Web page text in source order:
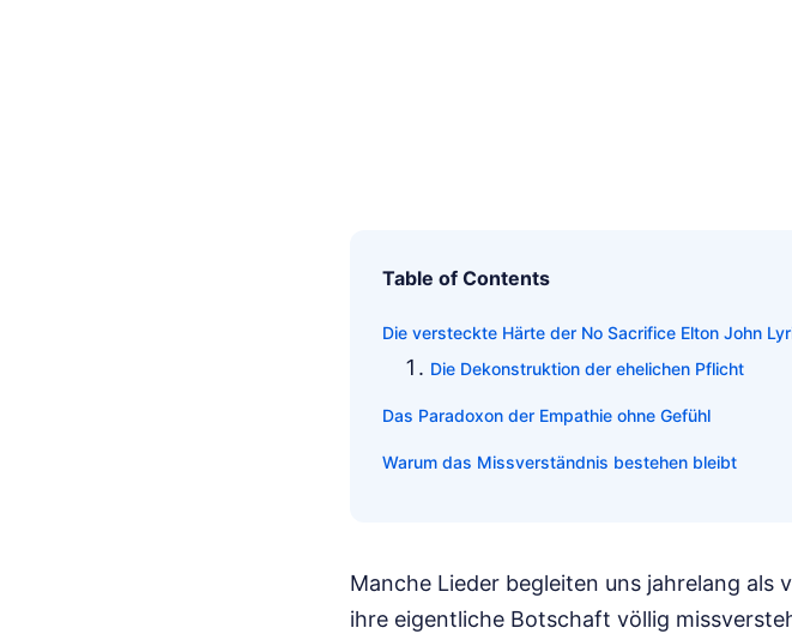
Table of Contents
Die versteckte Härte der No Sacrifice Elton John
Die Dekonstruktion der ehelichen Pflicht
Das Paradoxon der Empathie ohne Gefühl
Warum das Missverständnis bestehen bleibt
Manche Lieder begleiten uns jahrelang
ihre eigentliche Botschaft völlig